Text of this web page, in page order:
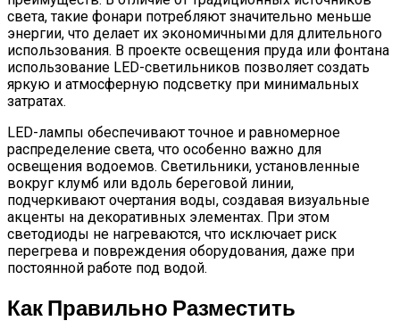
света, такие фонари потребляют значительно меньше
энергии, что делает их экономичными для длительного
использования. В проекте освещения пруда или фонтана
использование LED-светильников позволяет создать
яркую и атмосферную подсветку при минимальных
затратах.
LED-лампы обеспечивают точное и равномерное
распределение света, что особенно важно для
освещения водоемов. Светильники, установленные
вокруг клумб или вдоль береговой линии,
подчеркивают очертания воды, создавая визуальные
акценты на декоративных элементах. При этом
светодиоды не нагреваются, что исключает риск
перегрева и повреждения оборудования, даже при
постоянной работе под водой.
Как Правильно Разместить